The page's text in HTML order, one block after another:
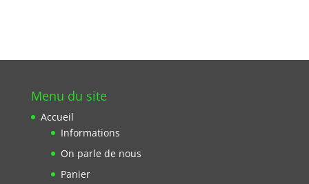
Menu du site
Accueil
Informations
On parle de nous
Panier